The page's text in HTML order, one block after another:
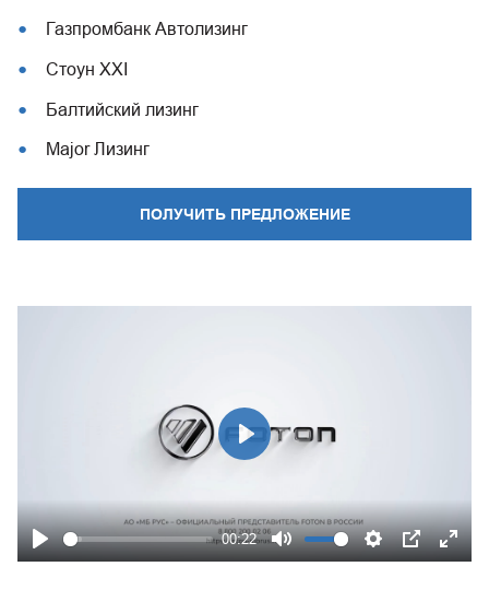
Газпромбанк Автолизинг
Стоун XXI
Балтийский лизинг
Major Лизинг
ПОЛУЧИТЬ ПРЕДЛОЖЕНИЕ
Play
00:22
Mute Settings
PIP Enter
Play